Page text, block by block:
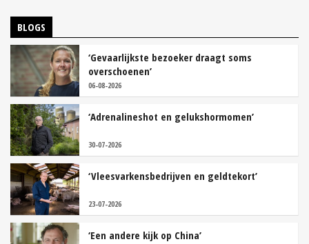
BLOGS
‘Gevaarlijkste bezoeker draagt soms
overschoenen’
06-08-2026
‘Adrenalineshot en gelukshormomen’
30-07-2026
‘Vleesvarkensbedrijven en geldtekort’
23-07-2026
‘Een andere kijk op China’